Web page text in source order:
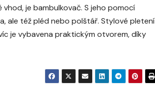
je bambulkovač. S jeho pomocí
ale též pléd nebo polštář. Stylové pletení
je vybavena praktickým otvorem, díky